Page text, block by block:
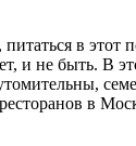
в этот
не быть. В
в